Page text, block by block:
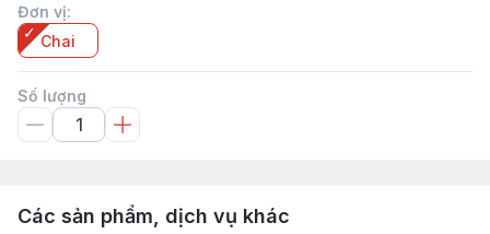
Đơn vị:
Chai
Số lượng
Các sản phẩm, dịch vụ khác